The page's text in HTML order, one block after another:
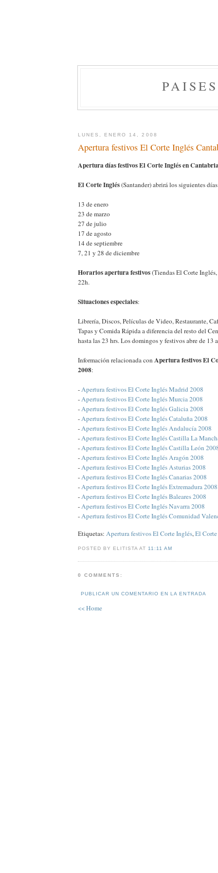
LUNES, ENERO 14, 2008
Apertura festivos El Corte Inglés
Apertura días festivos El Corte Inglés en
El Corte Inglés(Santander) abrirá los siguientes
13 de enero
23 de marzo
27 de julio
17 de agosto
14 de septiembre
7, 21 y 28 de diciembre
Horarios apertura festivos(Tiendas El Corte
22h.
Situaciones especiales:
Librería, Discos, Películas de Video, Restaurante,
Tapas y Comida Rápida a diferencia del resto del
hasta las 23 hrs. Los domingos y festivos abre de 13
Información relacionada con Apertura festivos El
2008:
-Apertura festivos El Corte Inglés Madrid 2008
-Apertura festivos El Corte Inglés Murcia 2008
-Apertura festivos El Corte Inglés Galicia 2008
-Apertura festivos El Corte Inglés Cataluña 2008
-Apertura festivos El Corte Inglés Andalucía 2008
-Apertura festivos El Corte Inglés Castilla La
-Apertura festivos El Corte Inglés Castilla León
-Apertura festivos El Corte Inglés Aragón 2008
-Apertura festivos El Corte Inglés Asturias 2008
-Apertura festivos El Corte Inglés Canarias 2008
-Apertura festivos El Corte Inglés Extremadura 2008
-Apertura festivos El Corte Inglés Baleares 2008
-Apertura festivos El Corte Inglés Navarra 2008
-Apertura festivos El Corte Inglés Comunidad
Etiquetas: Apertura festivos El Corte Inglés,El
POSTED BY ELITISTA AT 11:11 AM
0 COMMENTS:
PUBLICAR UN COMENTARIO EN LA ENTRADA
<< Home